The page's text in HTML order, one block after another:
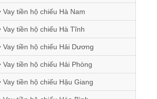
Vay tiền hộ chiếu Hà Nam
Vay tiền hộ chiếu Hà Tĩnh
Vay tiền hộ chiếu Hải Dương
Vay tiền hộ chiếu Hải Phòng
Vay tiền hộ chiếu Hậu Giang